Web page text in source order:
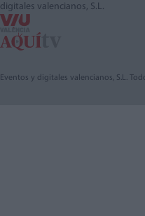
digitales valencianos, S.L.
Eventos y digitales valencianos, S.L.